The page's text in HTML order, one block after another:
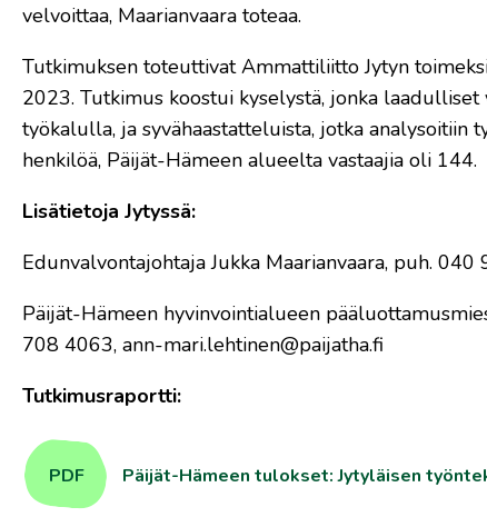
velvoittaa, Maarianvaara toteaa.
Tutkimuksen toteuttivat Ammattiliitto Jytyn
2023. Tutkimus koostui kyselystä, jonka
työkalulla, ja syvähaastatteluista, jotka analysoitiin
henkilöä, Päijät-Hämeen alueelta vastaajia oli 144.
Lisätietoja Jytyssä:
Edunvalvontajohtaja Jukka Maarianvaara, puh.
Päijät-Hämeen hyvinvointialueen
708 4063, ann-mari.lehtinen@paijatha.fi
Tutkimusraportti:
Päijät-Hämeen tulokset: Jytyläisen
PDF